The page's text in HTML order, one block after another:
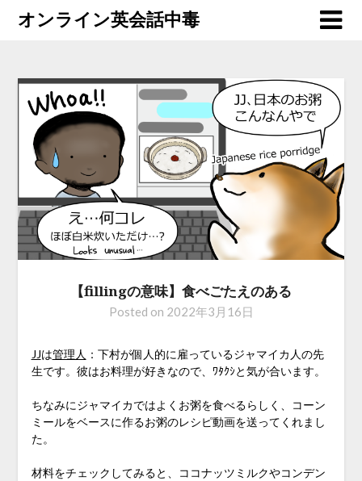
オンライン英会話中毒
【fillingの意味】食べごたえのある
Posted on 2022年3月16日
JJは管理人 ：下村が個人的に雇っているジャマイカ人の先
生です。彼はお料理が好きなので、ﾜﾀｸｼと気が合います。
ちなみにジャマイカではよくお粥を食べるらしく、コーン
ミールをベースに作るお粥のレシピ動画を送ってくれまし
た。
材料をチェックしてみると、ココナッツミルクやコンデン